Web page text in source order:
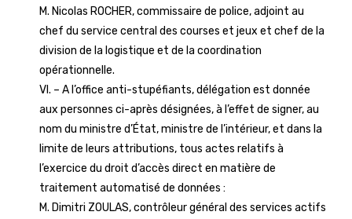
M. Nicolas ROCHER, commissaire de police, adjoint au
chef du service central des courses et jeux et chef de la
division de la logistique et de la coordination
opérationnelle.
VI. – A l’office anti-stupéfiants, délégation est donnée
aux personnes ci-après désignées, à l’effet de signer, au
nom du ministre d’État, ministre de l’intérieur, et dans la
limite de leurs attributions, tous actes relatifs à
l’exercice du droit d’accès direct en matière de
traitement automatisé de données :
M. Dimitri ZOULAS, contrôleur général des services actifs